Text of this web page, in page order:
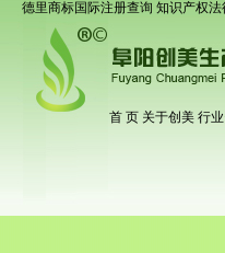
德里商标国际注册查询 知识产权
首 页 关于创美 行